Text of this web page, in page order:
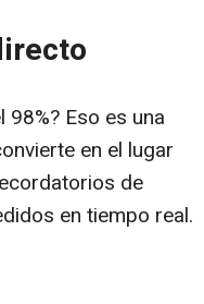
Eso es una
en el lugar
de
en tiempo real.